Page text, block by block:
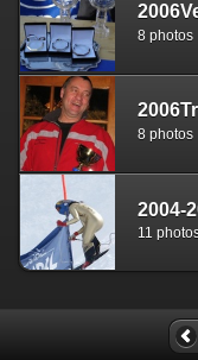
8 photos
8 photos
2004-
11